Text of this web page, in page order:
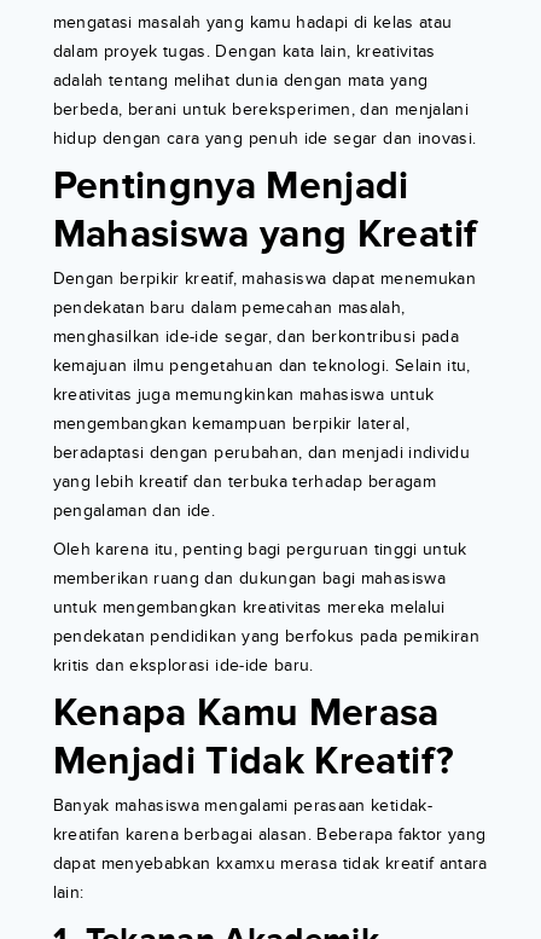
mengatasi masalah yang kamu hadapi di kelas atau
dalam proyek tugas. Dengan kata lain, kreativitas
adalah tentang melihat dunia dengan mata yang
berbeda, berani untuk bereksperimen, dan menjalani
hidup dengan cara yang penuh ide segar dan inovasi.
Pentingnya Menjadi
Mahasiswa yang Kreatif
Dengan berpikir kreatif, mahasiswa dapat menemukan
pendekatan baru dalam pemecahan masalah,
menghasilkan ide-ide segar, dan berkontribusi pada
kemajuan ilmu pengetahuan dan teknologi. Selain itu,
kreativitas juga memungkinkan mahasiswa untuk
mengembangkan kemampuan berpikir lateral,
beradaptasi dengan perubahan, dan menjadi individu
yang lebih kreatif dan terbuka terhadap beragam
pengalaman dan ide.
Oleh karena itu, penting bagi perguruan tinggi untuk
memberikan ruang dan dukungan bagi mahasiswa
untuk mengembangkan kreativitas mereka melalui
pendekatan pendidikan yang berfokus pada pemikiran
kritis dan eksplorasi ide-ide baru.
Kenapa Kamu Merasa
Menjadi Tidak Kreatif?
Banyak mahasiswa mengalami perasaan ketidak-
kreatifan karena berbagai alasan. Beberapa faktor yang
dapat menyebabkan kxamxu merasa tidak kreatif antara
lain: